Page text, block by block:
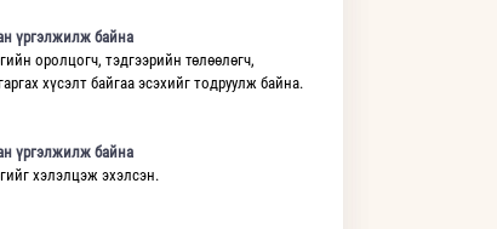
үргэлжилж байна
оролцогч, тэдгээрийн төлөөлөгч,
хүсэлт байгаа эсэхийг тодруулж байна.
үргэлжилж байна
хэлэлцэж эхэлсэн.